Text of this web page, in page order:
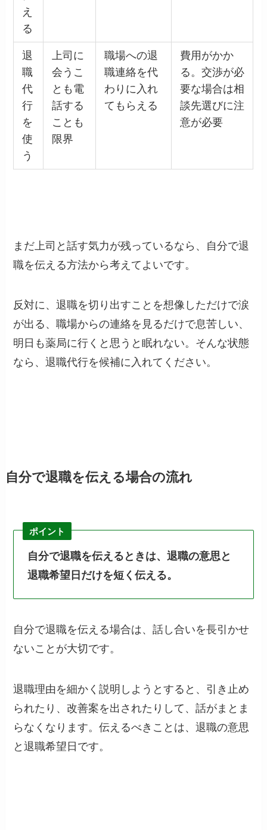
え
る
退
職
代
行
を
使
う
上司に
会うこ
とも電
話する
ことも
限界
職場への退
職連絡を代
わりに入れ
てもらえる
費用がかか
る。交渉が必
要な場合は相
談先選びに注
意が必要
まだ上司と話す気力が残っているなら、自分で退
職を伝える方法から考えてよいです。
反対に、退職を切り出すことを想像しただけで涙
が出る、職場からの連絡を見るだけで息苦しい、
明日も薬局に行くと思うと眠れない。そんな状態
なら、退職代行を候補に入れてください。
自分で退職を伝える場合の流れ
ポイント
自分で退職を伝えるときは、退職の意思と
退職希望日だけを短く伝える。
自分で退職を伝える場合は、話し合いを長引かせ
ないことが大切です。
退職理由を細かく説明しようとすると、引き止め
られたり、改善案を出されたりして、話がまとま
らなくなります。伝えるべきことは、退職の意思
と退職希望日です。